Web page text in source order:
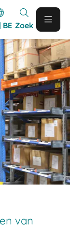
BE Zoek
van